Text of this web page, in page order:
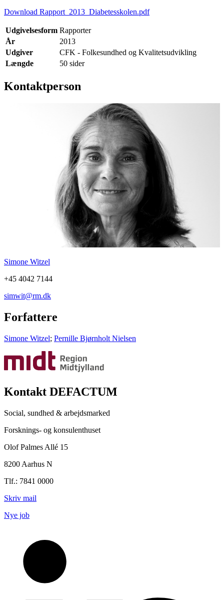
Download Rapport_2013_Diabetesskolen.pdf
Udgivelsesform Rapporter
År
2013
Udgiver
CFK - Folkesundhed og Kvalitetsudvikling
Længde
50 sider
Kontaktperson
Simone Witzel
+45 4042 7144
simwit@rm.dk
Forfattere
Simone Witzel; Pernille Bjørnholt Nielsen
Kontakt DEFACTUM
Social, sundhed & arbejdsmarked
Forsknings- og konsulenthuset
Olof Palmes Allé 15
8200 Aarhus N
Tlf.: 7841 0000
Skriv mail
Nye job